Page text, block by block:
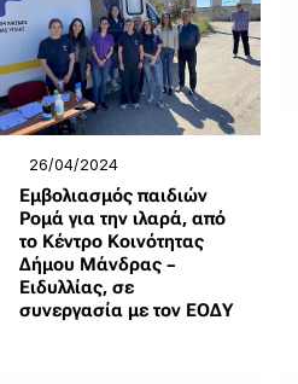
26/04/2024
Εμβολιασμός παιδιών
Ρομά για την ιλαρά, από
το Κέντρο Κοινότητας
Δήμου Μάνδρας –
Ειδυλλίας, σε
συνεργασία με τον ΕΟΔΥ